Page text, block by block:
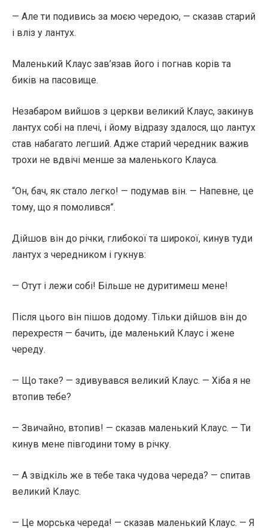
— Але ти подивись за моєю чередою, — сказав старий
і вліз у лантух.
Маленький Клаус зав’язав його і погнав корів та
биків на пасовище.
Незабаром вийшов з церкви великий Клаус, закинув
лантух собі на плечі, і йому відразу здалося, що лантух
став набагато легший. Адже старий чередник важив
трохи не вдвічі менше за маленького Клауса.
“Он, бач, як стало легко! — подумав він. — Напевне, це
тому, що я помолився”.
Дійшов він до річки, глибокої та широкої, кинув туди
лантух з чередником і гукнув:
— Отут і лежи собі! Більше не дуритимеш мене!
Після цього він пішов додому. Тільки дійшов він до
перехрестя — бачить, іде маленький Клаус і жене
череду.
— Що таке? — здивувався великий Клаус. — Хіба я не
втопив тебе?
— Звичайно, втопив! — сказав маленький Клаус. — Ти
кинув мене півгодини тому в річку.
— А звідкіль же в тебе така чудова череда? — спитав
великий Клаус.
— Це морська череда! — сказав маленький Клаус. — Я